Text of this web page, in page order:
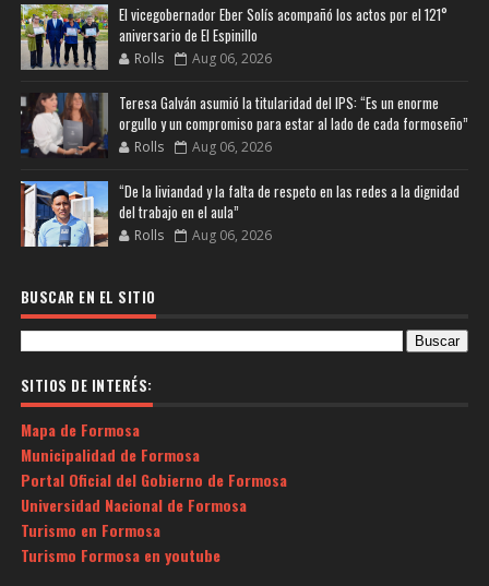
El vicegobernador Eber Solís acompañó los actos por el 121°
aniversario de El Espinillo
Rolls Aug 06, 2026
Teresa Galván asumió la titularidad del IPS: “Es un enorme
orgullo y un compromiso para estar al lado de cada formoseño”
Rolls Aug 06, 2026
“De la liviandad y la falta de respeto en las redes a la dignidad
del trabajo en el aula”
Rolls Aug 06, 2026
BUSCAR EN EL SITIO
SITIOS DE INTERÉS:
Mapa de Formosa
Municipalidad de Formosa
Portal Oficial del Gobierno de Formosa
Universidad Nacional de Formosa
Turismo en Formosa
Turismo Formosa en youtube